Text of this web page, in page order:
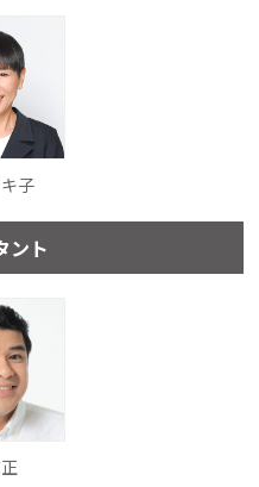
子
ント